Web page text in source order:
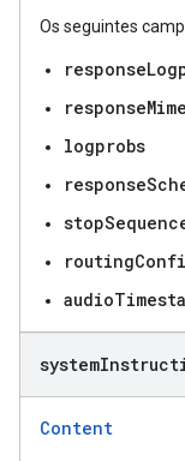
Os seguintes
logprobs
system
Content